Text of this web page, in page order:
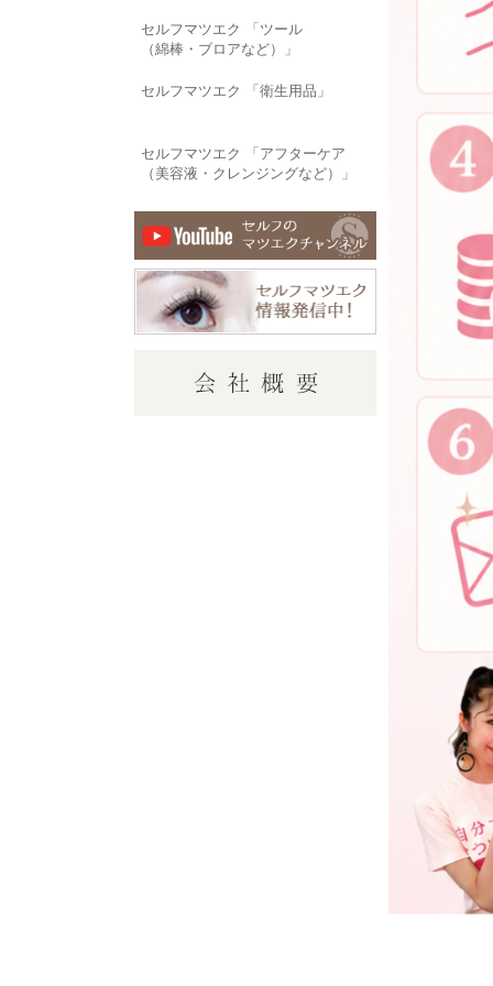
セルフマツエク 「ツール
（綿棒・ブロアなど）」
セルフマツエク 「衛生用品」
セルフマツエク 「アフターケア
（美容液・クレンジングなど）」